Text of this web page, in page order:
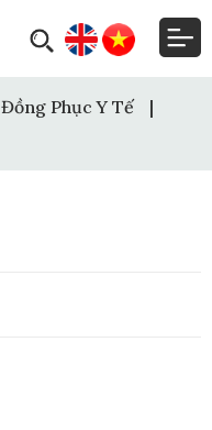
Đồng Phục Y Tế
|